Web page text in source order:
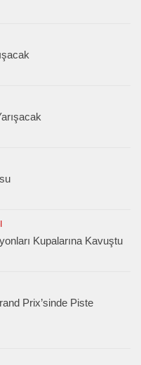
Kupalarına Kavuştu
Prix’sinde Piste